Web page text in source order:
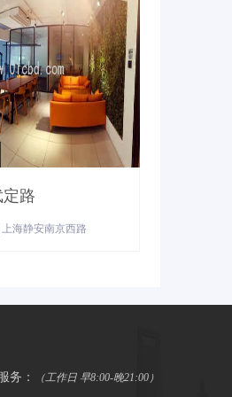
路
上海静安南京西路
务： （工作日 早8:00-晚21:00）